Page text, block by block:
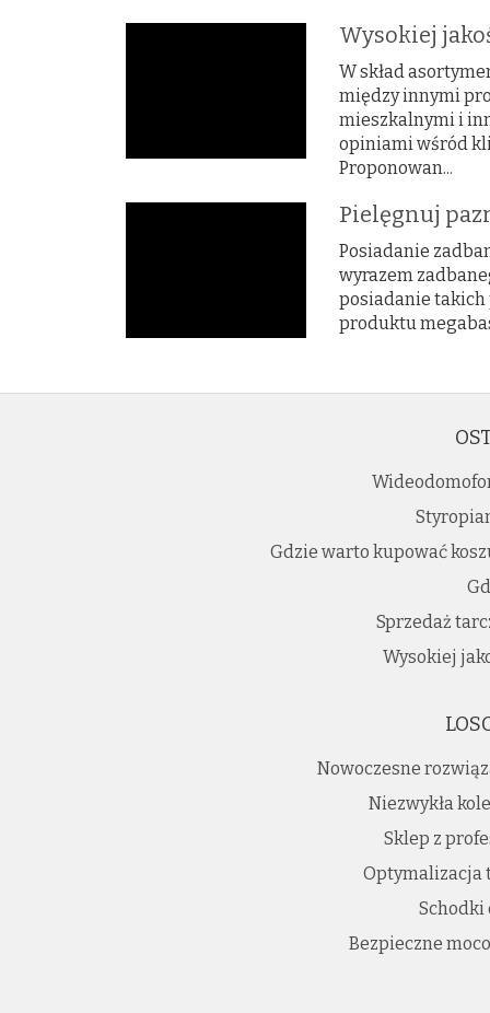
Wysokiej
W skład
między innymi
mieszkalnymi i
opiniami wśród
Proponowan...
Pielęgnuj
Posiadanie
wyrazem
posiadanie takich
produktu
Gdzie warto kupować
Sprzedaż
Wysokiej
Nowoczesne
Niezwykła
Sklep z
Optymalizacja
Schodki
Bezpieczne